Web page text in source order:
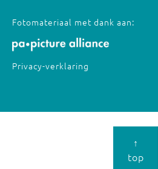
Fotomateriaal met dank aan:
Privacy-verklaring
↑
top